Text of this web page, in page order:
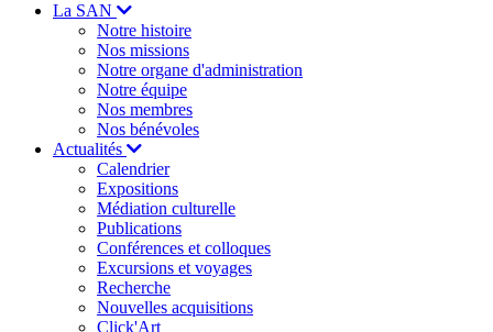
La SAN
Notre histoire
Nos missions
Notre organe d'administration
Notre équipe
Nos membres
Nos bénévoles
Actualités
Calendrier
Expositions
Médiation culturelle
Publications
Conférences et colloques
Excursions et voyages
Recherche
Nouvelles acquisitions
Click'Art